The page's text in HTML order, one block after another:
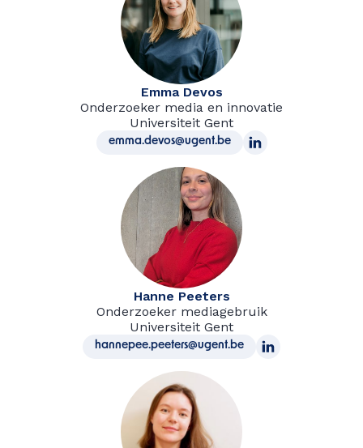
Emma Devos
Onderzoeker media en innovatie
Universiteit Gent
emma.devos@ugent.be
Hanne Peeters
Onderzoeker mediagebruik
Universiteit Gent
hannepee.peeters@ugent.be